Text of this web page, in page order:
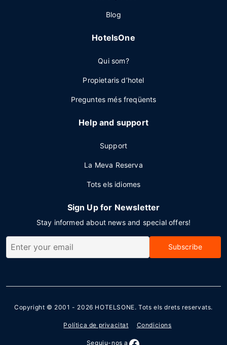
Blog
HotelsOne
Qui som?
Propietaris d’hotel
Preguntes més freqüents
Help and support
Support
La Meva Reserva
Tots els idiomes
Sign Up for Newsletter
Stay informed about news and special offers!
Subscribe
Copyright © 2001 - 2026 HOTELSONE. Tots els drets reservats.
Política de privacitat Condicions
Seguiu-nos a